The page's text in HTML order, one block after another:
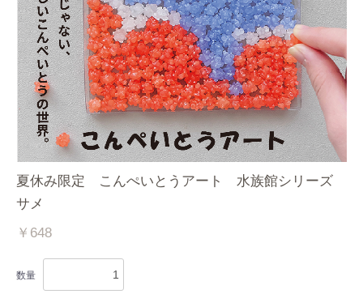
夏休み限定 こんぺいとうアート 水族館シリーズ
サメ
￥648
数量